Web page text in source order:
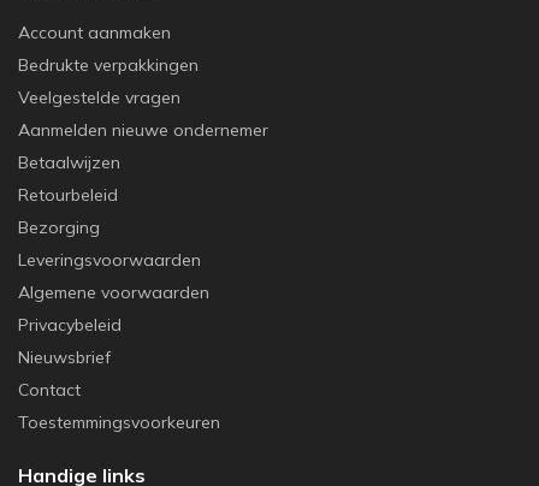
Account aanmaken
Bedrukte verpakkingen
Veelgestelde vragen
Aanmelden nieuwe ondernemer
Betaalwijzen
Retourbeleid
Bezorging
Leveringsvoorwaarden
Algemene voorwaarden
Privacybeleid
Nieuwsbrief
Contact
Toestemmingsvoorkeuren
Handige links